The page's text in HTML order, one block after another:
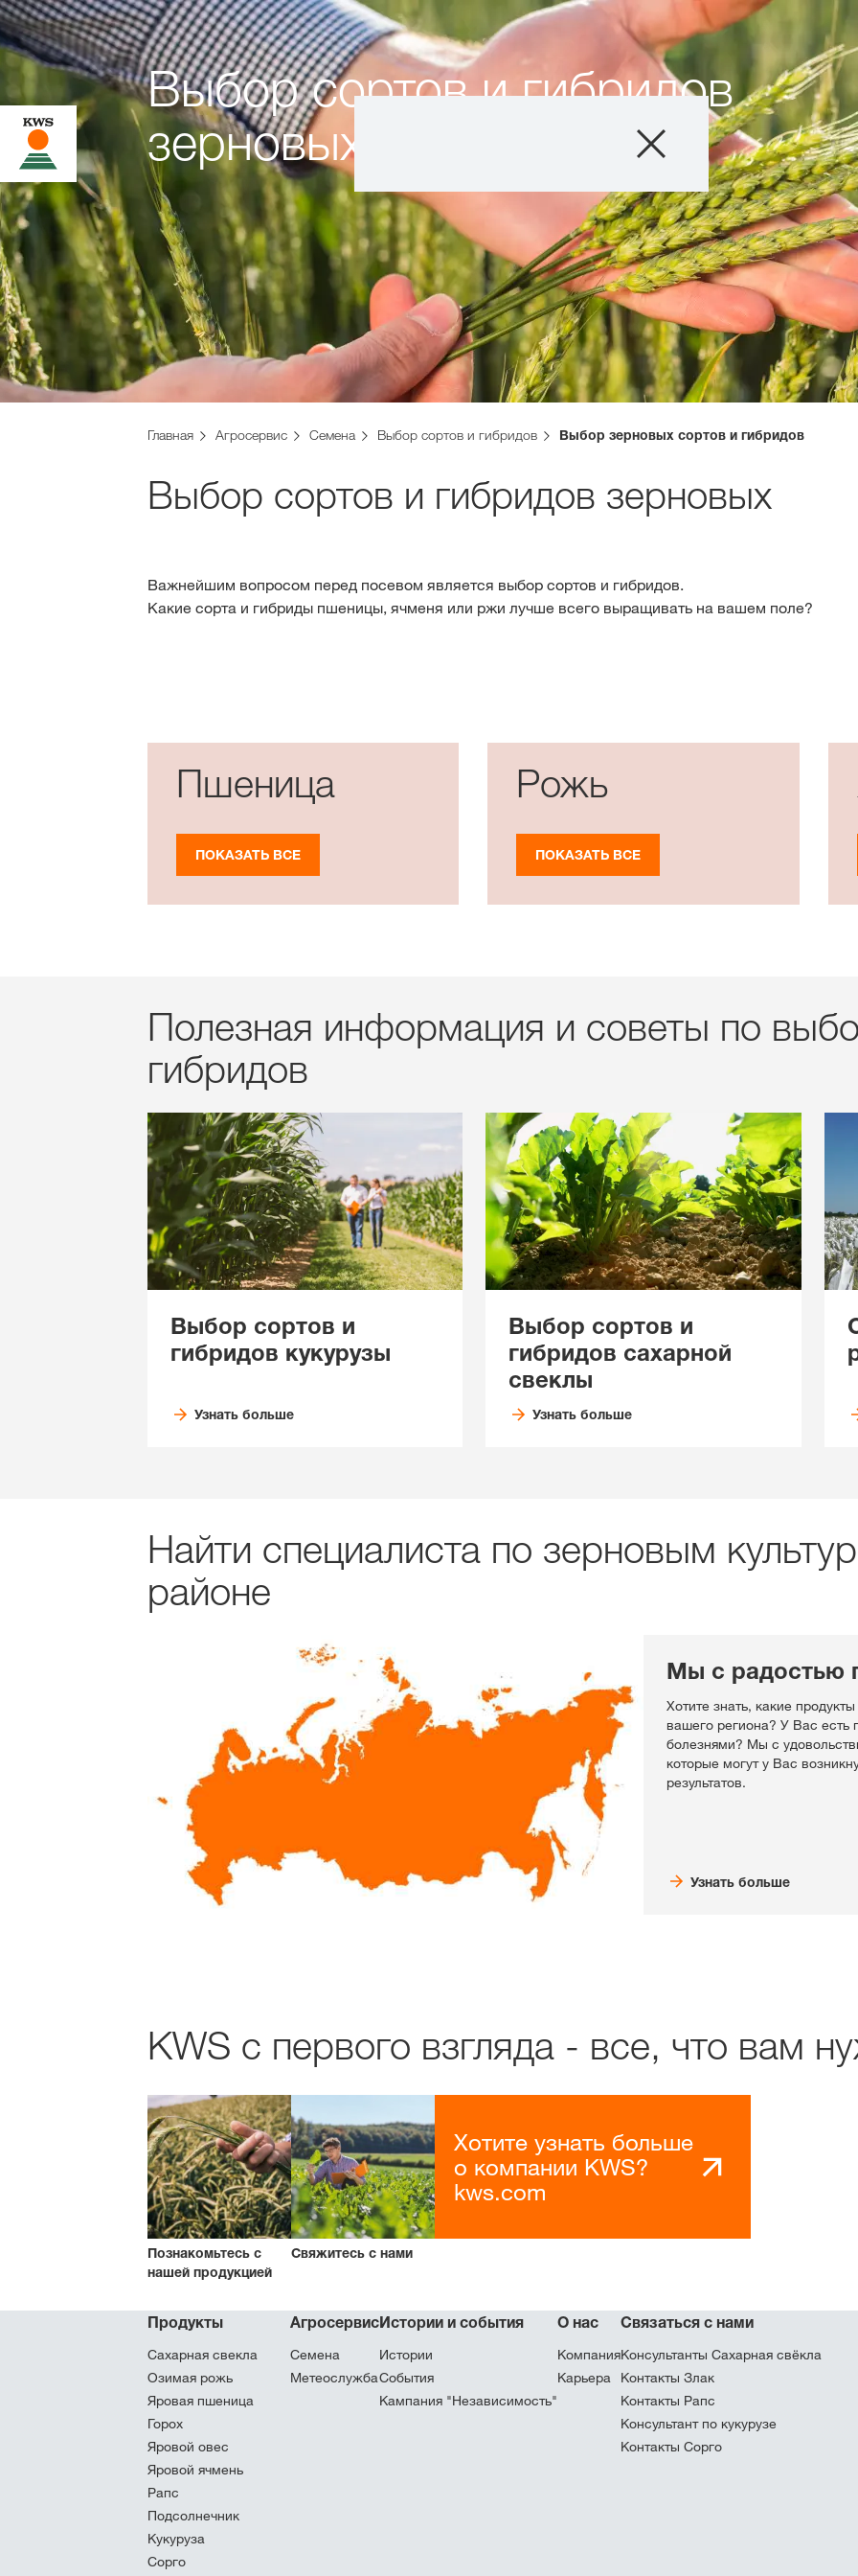
Продукты
Агросервис
Истории и
О нас
Связаться с
KWS Group
Главная Агросервис Семена Выбор сортов и гибридов Выбор зерновых сортов и гибридов
Выбор сортов и гибридов
зерновых
Выбор сортов и гибридов зерновых
Важнейшим вопросом перед посевом является выбор сортов и гибридов.
Какие сорта и гибриды пшеницы, ячменя или ржи лучше всего выращивать на вашем поле?
Пшеница
ПОКАЗАТЬ ВСЕ
Рожь
ПОКАЗАТЬ ВСЕ
Полезная информация и советы по
гибридов
Выбор сортов и
гибридов кукурузы
Узнать больше
Выбор сортов и
гибридов сахарной
свеклы
Узнать больше
Найти специалиста по зерновым
районе
Мы с радостью
Хотите знать, какие
вашего региона? У Вас
болезнями? Мы с
которые могут у Вас
результатов.
Узнать больше
KWS с первого взгляда - все, что вам
Познакомьтесь с
нашей продукцией
Свяжитесь с нами
Хотите узнать больше
о компании KWS?
kws.com
Продукты
Сахарная свекла
Озимая рожь
Яровая пшеница
Горох
Яровой овес
Яровой ячмень
Рапс
Подсолнечник
Кукуруза
Сорго
Агросервис
Семена
Метеослужба
Истории и события
Истории
Cобытия
Кампания "Независимость"
О нас
Компания
Карьера
Связаться с нами
Консультанты Сахарная свёкла
Контакты Злак
Контакты Рапс
Консультант по кукурузе
Контакты Сорго